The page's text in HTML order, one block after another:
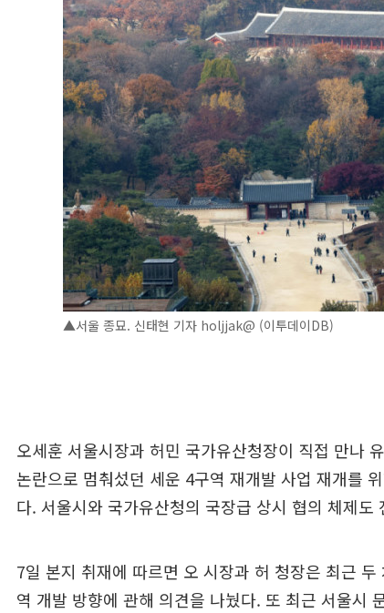
▲서울 종묘. 신태현 기자 holjjak@ (이투데이DB)
오세훈 서울시장과 허민 국가유산청장이 직접 만나
논란으로 멈춰섰던 세운 4구역 재개발 사업 재개를
다. 서울시와 국가유산청의 국장급 상시 협의 체제도
7일 본지 취재에 따르면 오 시장과 허 청장은 최근
역 개발 방향에 관해 의견을 나눴다. 또 최근 서울시